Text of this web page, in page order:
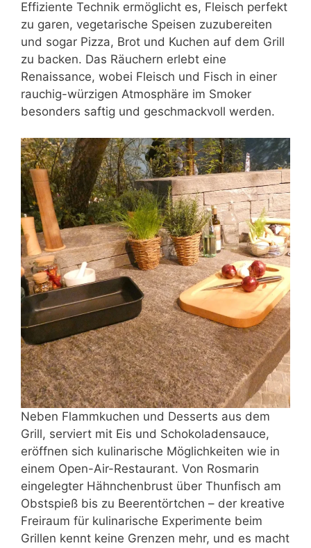
Effiziente Technik ermöglicht es, Fleisch perfekt
zu garen, vegetarische Speisen zuzubereiten
und sogar Pizza, Brot und Kuchen auf dem Grill
zu backen. Das Räuchern erlebt eine
Renaissance, wobei Fleisch und Fisch in einer
rauchig-würzigen Atmosphäre im Smoker
besonders saftig und geschmackvoll werden.
Neben Flammkuchen und Desserts aus dem
Grill, serviert mit Eis und Schokoladensauce,
eröffnen sich kulinarische Möglichkeiten wie in
einem Open-Air-Restaurant. Von Rosmarin
eingelegter Hähnchenbrust über Thunfisch am
Obstspieß bis zu Beerentörtchen – der kreative
Freiraum für kulinarische Experimente beim
Grillen kennt keine Grenzen mehr, und es macht